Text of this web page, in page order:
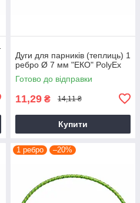
Дуги для парників (теплиць) 1
ребро Ø 7 мм "ЕКО" PolyEx
Готово до відправки
11,29 ₴ 14,11 ₴
Купити
1 ребро –20%